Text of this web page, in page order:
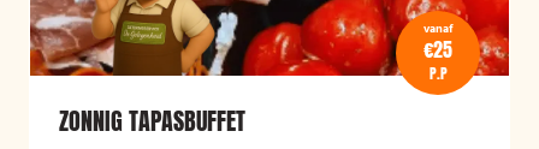
vanaf
€25
P.P
ZONNIG TAPASBUFFET